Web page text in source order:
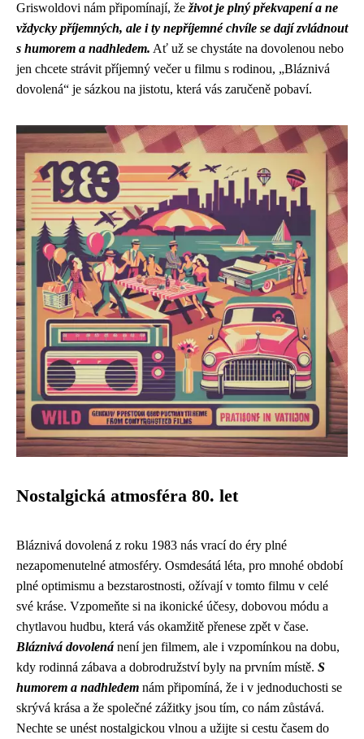
Griswoldovi nám připomínají, že život je plný překvapení a ne
vždycky příjemných, ale i ty nepříjemné chvíle se dají zvládnout
s humorem a nadhledem. Ať už se chystáte na dovolenou nebo
jen chcete strávit příjemný večer u filmu s rodinou, „Bláznivá
dovolená“ je sázkou na jistotu, která vás zaručeně pobaví.
Nostalgická atmosféra 80. let
Bláznivá dovolená z roku 1983 nás vrací do éry plné
nezapomenutelné atmosféry. Osmdesátá léta, pro mnohé období
plné optimismu a bezstarostnosti, ožívají v tomto filmu v celé
své kráse. Vzpomeňte si na ikonické účesy, dobovou módu a
chytlavou hudbu, která vás okamžitě přenese zpět v čase.
Bláznivá dovolená není jen filmem, ale i vzpomínkou na dobu,
kdy rodinná zábava a dobrodružství byly na prvním místě. S
humorem a nadhledem nám připomíná, že i v jednoduchosti se
skrývá krása a že společné zážitky jsou tím, co nám zůstává.
Nechte se unést nostalgickou vlnou a užijte si cestu časem do